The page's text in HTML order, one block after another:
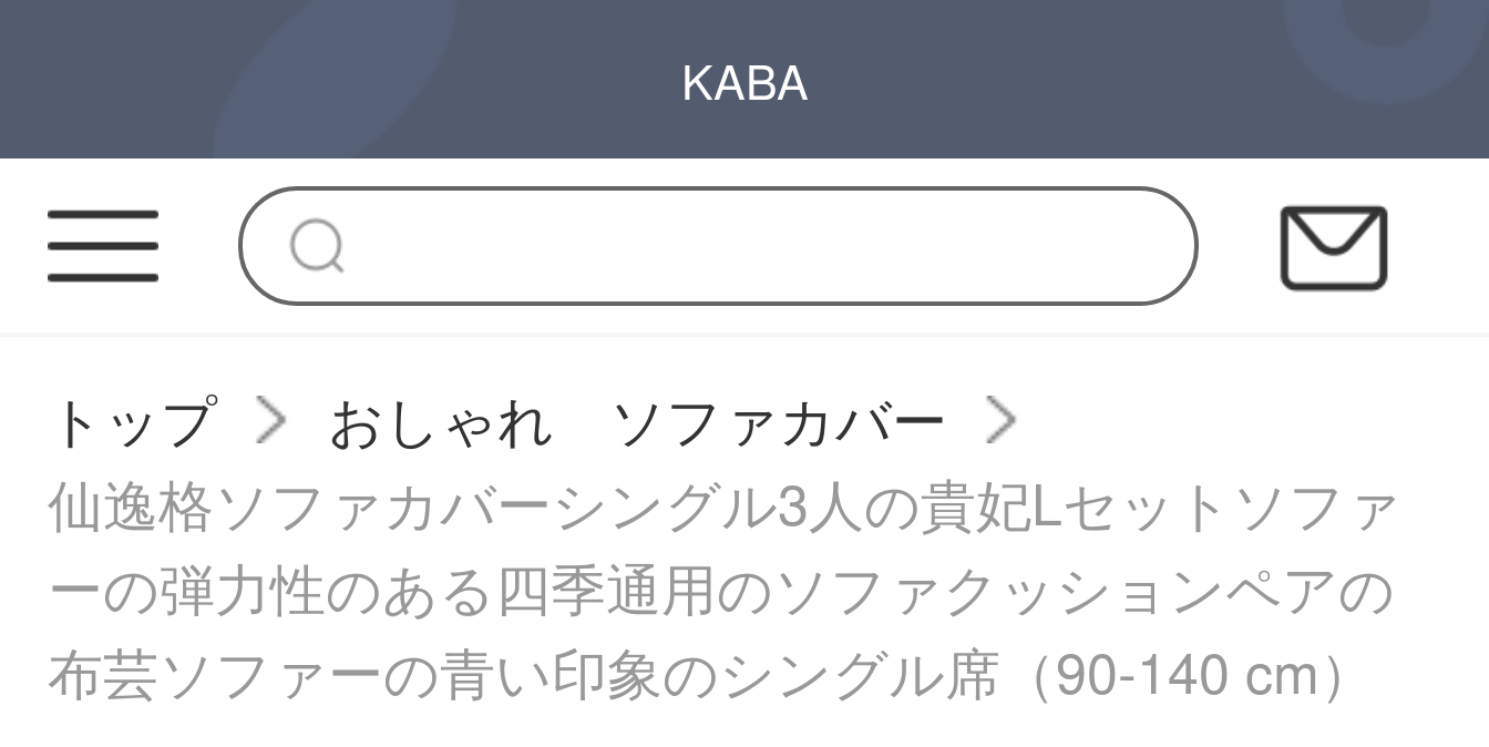
KABA
トップ
おしゃれ ソファカバー
仙逸格ソファカバーシングル3人の貴妃Lセットソファ
ーの弾力性のある四季通用のソファクッションペアの
布芸ソファーの青い印象のシングル席（90-140 cm）